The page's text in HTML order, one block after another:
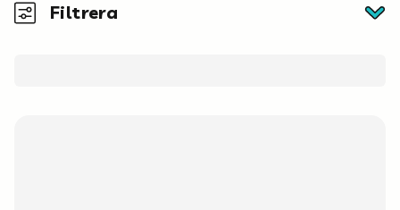
Utskrifter
Filtrera